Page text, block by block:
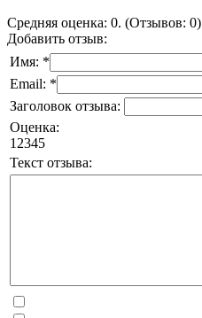
Средняя оценка: 0. (Отзывов: 0)
Добавить отзыв:
Имя: *
Email: *
Заголовок отзыва:
Оценка:
1 2345
Текст отзыва: